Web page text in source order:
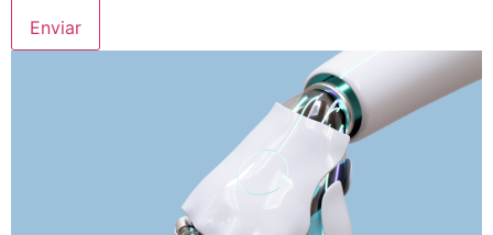
Enviar